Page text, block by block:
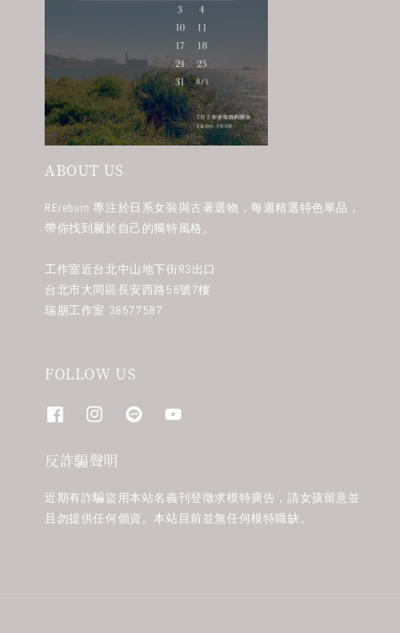
ABOUT US
REreburn 專注於日系女裝與古著選物，每週精選特色單品，
帶你找到屬於自己的獨特風格。
工作室近台北中山地下街R3出口
台北市大同區長安西路58號7樓
瑞朋工作室 38577587
FOLLOW US
反詐騙聲明
近期有詐騙盜用本站名義刊登徵求模特廣告，請女孩留意並
且勿提供任何個資。本站目前並無任何模特職缺。